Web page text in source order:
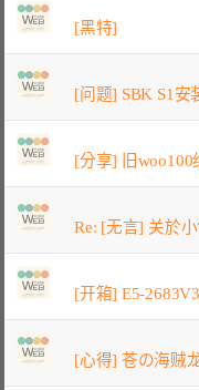
[黑特]
[问题] SBK S1安
[分享] 旧woo100
Re: [无言] 关於
[开箱] E5-
[心得] 苍の海贼